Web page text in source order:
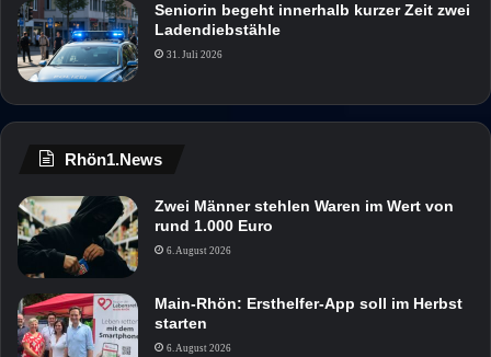
Seniorin begeht innerhalb kurzer Zeit zwei
Ladendiebstähle
31. Juli 2026
Rhön1.News
Zwei Männer stehlen Waren im Wert von
rund 1.000 Euro
6. August 2026
Main-Rhön: Ersthelfer-App soll im Herbst
starten
6. August 2026